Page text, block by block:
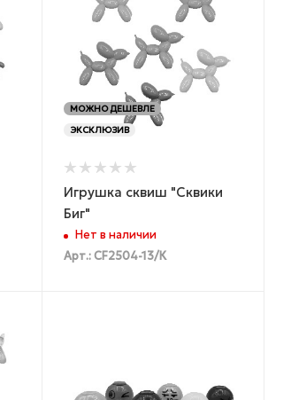
МОЖНО ДЕШЕВЛЕ
ЭКСКЛЮЗИВ
Игрушка сквиш "Сквики
Биг"
Нет в наличии
Арт.: CF2504-13/К